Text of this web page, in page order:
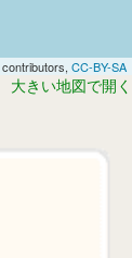
contributors, CC-BY-SA
大きい地図で開く